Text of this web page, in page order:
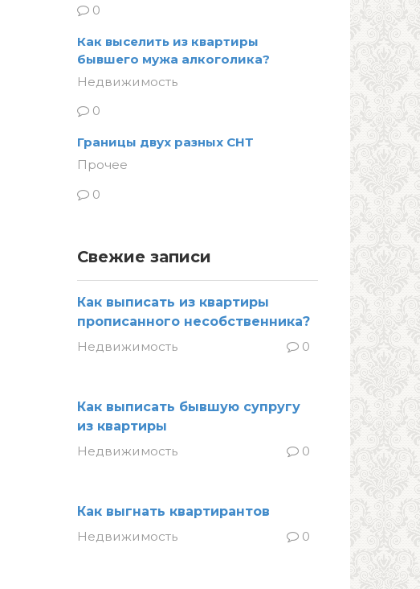
0
Как выселить из квартиры
бывшего мужа алкоголика?
Недвижимость
0
Границы двух разных СНТ
Прочее
0
Свежие записи
Как выписать из квартиры
прописанного несобственника?
Недвижимость
0
Как выписать бывшую супругу
из квартиры
Недвижимость
0
Как выгнать квартирантов
Недвижимость
0